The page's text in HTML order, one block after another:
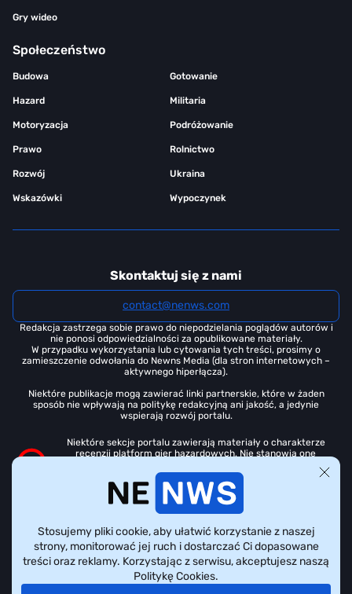
Gry wideo
Społeczeństwo
Budowa Gotowanie
Hazard Militaria
Motoryzacja Podróżowanie
Prawo Rolnictwo
Rozwój Ukraina
Wskazówki Wypoczynek
Skontaktuj się z nami
contact@nenws.com
Redakcja zastrzega sobie prawo do niepodzielania poglądów autorów i
nie ponosi odpowiedzialności za opublikowane materiały.
W przypadku wykorzystania lub cytowania tych treści, prosimy o
zamieszczenie odwołania do Newns Media (dla stron internetowych –
aktywnego hiperłącza).
Niektóre publikacje mogą zawierać linki partnerskie, które w żaden
sposób nie wpływają na politykę redakcyjną ani jakość, a jedynie
wspierają rozwój portalu.
Niektóre sekcje portalu zawierają materiały o charakterze
recenzji platform gier hazardowych. Nie stanowią one
hazardowych. Zgodnie z obowiązującymprawem Ukrainy
, treści
te są przeznaczone wyłącznie dla osób, które ukończyły 21 lat.
Wszystkie materiały dotyczące gier hazardowych na tej stronie mają
organizatorem ani pośrednikiem w zakresie gier hazardowych.
Wszelkie prawa zastrzeżone © Nenws Media, 2022 - 2026.
Stosujemy pliki cookie, aby ułatwić korzystanie z naszej
strony, monitorować jej ruch i dostarczać Ci dopasowane
treści oraz reklamy. Korzystając z serwisu, akceptujesz naszą
Politykę Cookies.